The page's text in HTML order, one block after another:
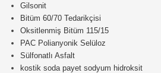
Gilsonit
Bitüm 60/70 Tedarikçisi
Oksitlenmiş Bitüm 115/15
PAC Polianyonik Selüloz
Sülfonatlı Asfalt
kostik soda payet sodyum hidroksit